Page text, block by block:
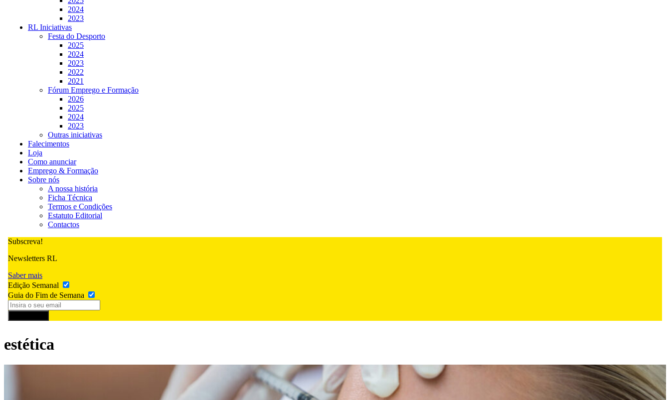
2024
2023
RL Iniciativas
Festa do Desporto
2025
2024
2023
2022
2021
Fórum Emprego e Formação
2026
2025
2024
2023
Outras iniciativas
Falecimentos
Loja
Como anunciar
Emprego & Formação
Sobre nós
A nossa história
Ficha Técnica
Termos e Condições
Estatuto Editorial
Contactos
Subscreva!
Newsletters RL
Saber mais
Edição Semanal
Guia do Fim de Semana
estética